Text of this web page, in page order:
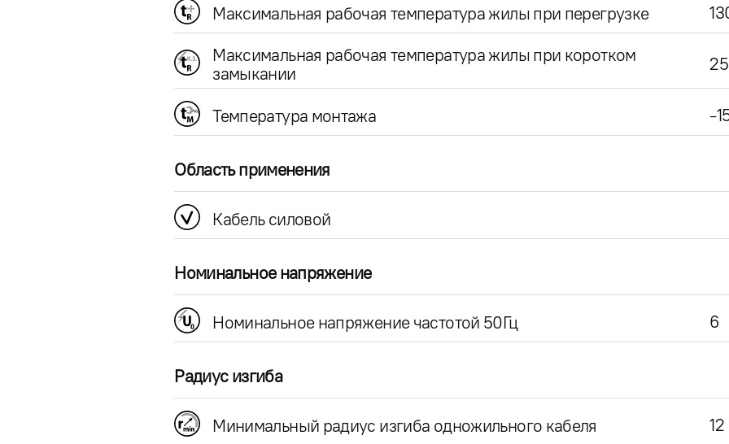
Максимальная рабочая температура жилы при перегрузке
Максимальная рабочая температура жилы при коротком
замыкании
Температура монтажа -
Область применения
Кабель силовой
Номинальное напряжение
Номинальное напряжение частотой 50Гц 6
Радиус изгиба
Минимальный радиус изгиба одножильного кабеля 12